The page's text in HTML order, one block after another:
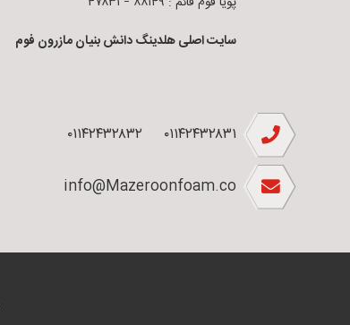
سایت اصلی هلدینگ دانش بنیان مازرون فوم
۰۱۱۴۲۴۳۲۸۳۱ ۰۱۱۴۲۴۳۲۸۳۲
info@Mazeroonfoam.co